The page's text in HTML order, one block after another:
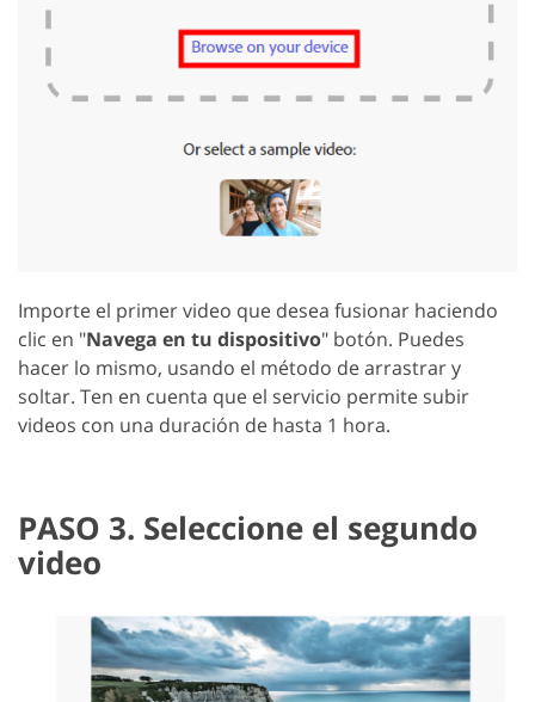
Importe el primer video que desea fusionar haciendo
clic en "Navega en tu dispositivo" botón. Puedes
hacer lo mismo, usando el método de arrastrar y
soltar. Ten en cuenta que el servicio permite subir
videos con una duración de hasta 1 hora.
PASO 3. Seleccione el segundo
video